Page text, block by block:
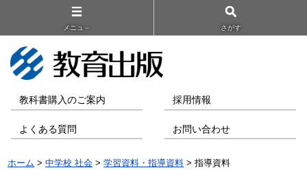
メニュ－ さがす
教科書購入のご案内 採用情報
よくある質問 お問い合わせ
ホーム >中学校 社会 >学習資料・指導資料 > 指導資料